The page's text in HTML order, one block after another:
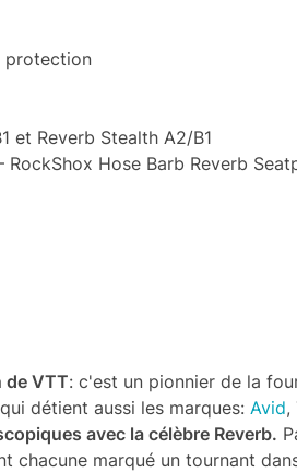
protection
et Reverb Stealth A2/B1
RockShox Hose Barb Reverb
de VTT: c'est un pionnier de la
détient aussi les marques: Avid,
avec la célèbre Reverb.
chacune marqué un tournant